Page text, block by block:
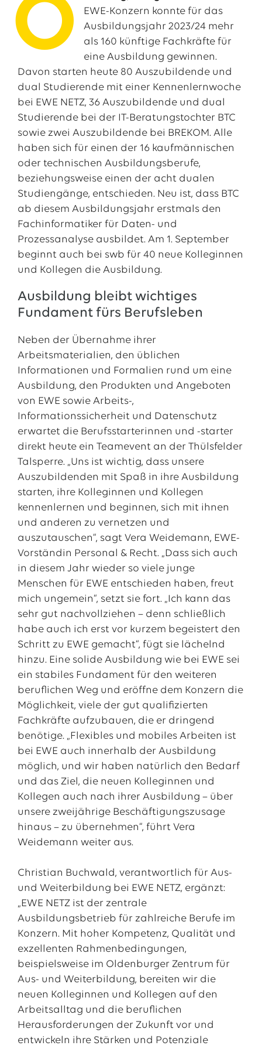
O
EWE-Konzern konnte für das
Ausbildungsjahr 2023/24 mehr
als 160 künftige Fachkräfte für
eine Ausbildung gewinnen.
Davon starten heute 80 Auszubildende und
dual Studierende mit einer Kennenlernwoche
bei EWE NETZ, 36 Auszubildende und dual
Studierende bei der IT-Beratungstochter BTC
sowie zwei Auszubildende bei BREKOM. Alle
haben sich für einen der 16 kaufmännischen
oder technischen Ausbildungsberufe,
beziehungsweise einen der acht dualen
Studiengänge, entschieden. Neu ist, dass BTC
ab diesem Ausbildungsjahr erstmals den
Fachinformatiker für Daten- und
Prozessanalyse ausbildet. Am 1. September
beginnt auch bei swb für 40 neue Kolleginnen
und Kollegen die Ausbildung.
Ausbildung bleibt wichtiges
Fundament fürs Berufsleben
Neben der Übernahme ihrer
Arbeitsmaterialien, den üblichen
Informationen und Formalien rund um eine
Ausbildung, den Produkten und Angeboten
von EWE sowie Arbeits-,
Informationssicherheit und Datenschutz
erwartet die Berufsstarterinnen und -starter
direkt heute ein Teamevent an der Thülsfelder
Talsperre. „Uns ist wichtig, dass unsere
Auszubildenden mit Spaß in ihre Ausbildung
starten, ihre Kolleginnen und Kollegen
kennenlernen und beginnen, sich mit ihnen
und anderen zu vernetzen und
auszutauschen“, sagt Vera Weidemann, EWE-
Vorständin Personal & Recht. „Dass sich auch
in diesem Jahr wieder so viele junge
Menschen für EWE entschieden haben, freut
mich ungemein“, setzt sie fort. „Ich kann das
sehr gut nachvollziehen – denn schließlich
habe auch ich erst vor kurzem begeistert den
Schritt zu EWE gemacht“, fügt sie lächelnd
hinzu. Eine solide Ausbildung wie bei EWE sei
ein stabiles Fundament für den weiteren
beruflichen Weg und eröffne dem Konzern die
Möglichkeit, viele der gut qualifizierten
Fachkräfte aufzubauen, die er dringend
benötige. „Flexibles und mobiles Arbeiten ist
bei EWE auch innerhalb der Ausbildung
möglich, und wir haben natürlich den Bedarf
und das Ziel, die neuen Kolleginnen und
Kollegen auch nach ihrer Ausbildung – über
unsere zweijährige Beschäftigungszusage
hinaus – zu übernehmen“, führt Vera
Weidemann weiter aus.
Christian Buchwald, verantwortlich für Aus-
und Weiterbildung bei EWE NETZ, ergänzt:
„EWE NETZ ist der zentrale
Ausbildungsbetrieb für zahlreiche Berufe im
Konzern. Mit hoher Kompetenz, Qualität und
exzellenten Rahmenbedingungen,
beispielsweise im Oldenburger Zentrum für
Aus- und Weiterbildung, bereiten wir die
neuen Kolleginnen und Kollegen auf den
Arbeitsalltag und die beruflichen
Herausforderungen der Zukunft vor und
entwickeln ihre Stärken und Potenziale
Das EWE-Jobportal
Unsere neuesten Stellenangebote